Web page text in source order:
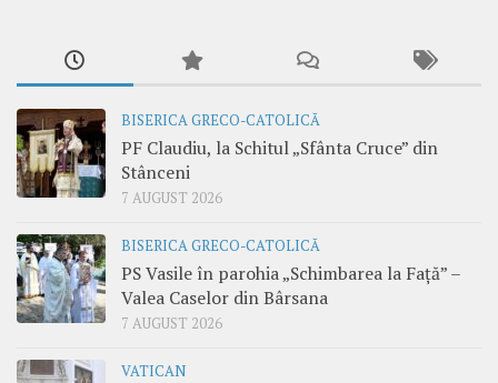
BISERICA GRECO-CATOLICĂ
PF Claudiu, la Schitul „Sfânta Cruce” din
Stânceni
7 AUGUST 2026
BISERICA GRECO-CATOLICĂ
PS Vasile în parohia „Schimbarea la Față” –
Valea Caselor din Bârsana
7 AUGUST 2026
VATICAN